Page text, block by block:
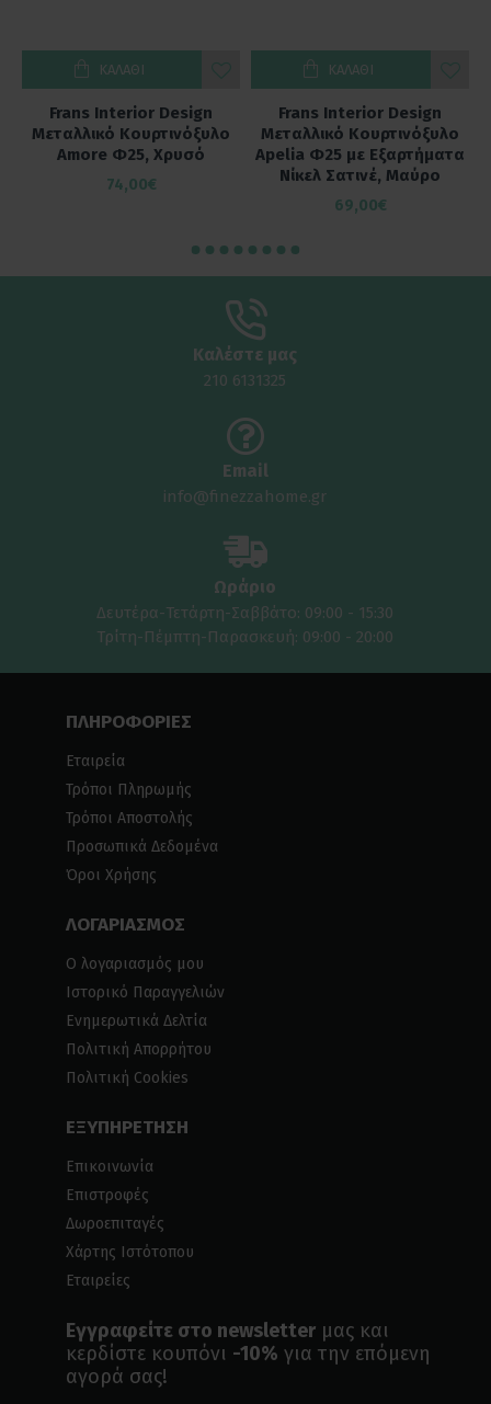
Frans Interior Design
Μεταλλικό Κουρτινόξυλο
Amore Φ25, Χρυσό
74,00€
ΚΑΛΆΘΙ
Frans Interior Design
Μεταλλικό Κουρτινόξυλο
Apelia Φ25 με Εξαρτήματα
Νίκελ Σατινέ, Μαύρο
69,00€
ΚΑΛΆΘΙ
Καλέστε μας
210 6131325
Email
info@finezzahome.gr
Ωράριο
Δευτέρα-Τετάρτη-Σαββάτο: 09:00 - 15:30
Τρίτη-Πέμπτη-Παρασκευή: 09:00 - 20:00
ΠΛΗΡΟΦΟΡΙΕΣ
Εταιρεία
Τρόποι Πληρωμής
Τρόποι Αποστολής
Προσωπικά Δεδομένα
Όροι Χρήσης
ΛΟΓΑΡΙΑΣΜΟΣ
Ο λογαριασμός μου
Ιστορικό Παραγγελιών
Ενημερωτικά Δελτία
Πολιτική Απορρήτου
Πολιτική Cookies
ΕΞΥΠΗΡΕΤΗΣΗ
Επικοινωνία
Επιστροφές
Δωροεπιταγές
Χάρτης Ιστότοπου
Εταιρείες
Εγγραφείτε στο newsletter μας και
κερδίστε κουπόνι -10% για την επόμενη
αγορά σας!